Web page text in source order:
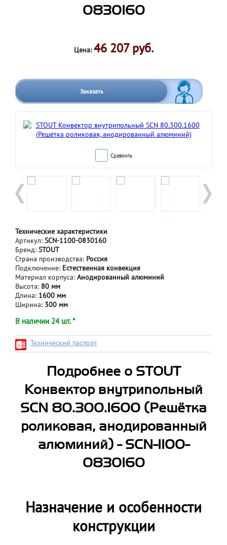
0830160
Цена:46 207 руб.
Заказать
Сравнить
Технические характеристики
Артикул: SCN-1100-0830160
Бренд: STOUT
Страна производства: Россия
Подключение: Естественная конвекция
Материал корпуса: Анодированный алюминий
Высота: 80 мм
Длина: 1600 мм
Ширина: 300 мм
В наличии 24 шт. *
Технический паспорт
Подробнее о STOUT
Конвектор внутрипольный
SCN 80.300.1600 (Решётка
роликовая, анодированный
алюминий) - SCN-1100-
0830160
Назначение и особенности
конструкции